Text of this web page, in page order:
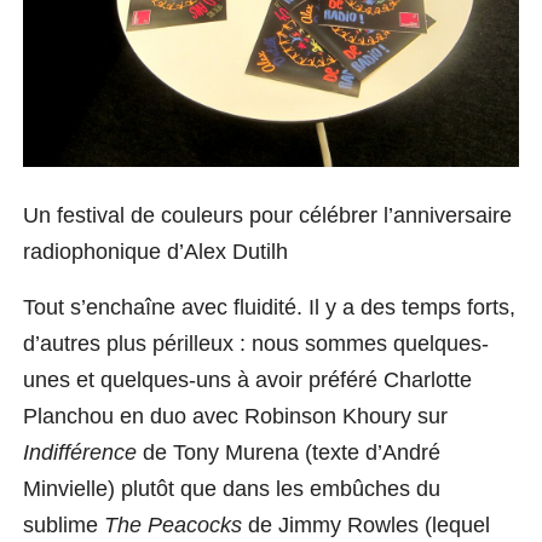
Un festival de couleurs pour célébrer l’anniversaire
radiophonique d’Alex Dutilh
Tout s’enchaîne avec fluidité. Il y a des temps forts,
d’autres plus périlleux : nous sommes quelques-
unes et quelques-uns à avoir préféré Charlotte
Planchou en duo avec Robinson Khoury sur
Indifférence de Tony Murena (texte d’André
Minvielle) plutôt que dans les embûches du
sublime The Peacocks de Jimmy Rowles (lequel